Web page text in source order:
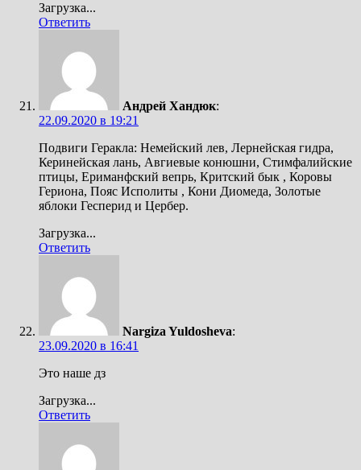
Загрузка...
Ответить
Андрей Хандюк:
22.09.2020 в 19:21
Подвиги Геракла: Немейский лев, Лернейская гидра,
Керинейская лань, Авгиевые конюшни, Стимфалийские
птицы, Ериманфский вепрь, Критский бык , Коровы
Гериона, Пояс Исполиты , Кони Диомеда, Золотые
яблоки Гесперид и Цербер.
Загрузка...
Ответить
Nargiza Yuldosheva:
23.09.2020 в 16:41
Это наше дз
Загрузка...
Ответить